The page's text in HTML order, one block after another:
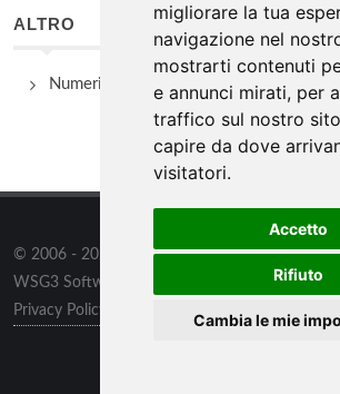
migliorare la tua
navigazione nel
mostrarti contenuti
e annunci mirati, per
traffico sul nostro
capire da dove
visitatori.
Accetto
Rifiuto
Cambia le mie
ALTRO
Numeri Utili
© 2006 - 2026 WSG3 STUDIOtutti i diritti
WSG3 Software
Privacy Policy
Preferenze sui Cookies